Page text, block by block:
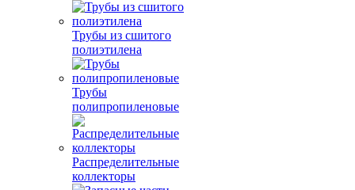
Трубы из сшитого
полиэтилена
Трубы
полипропиленовые
Распределительные
коллекторы